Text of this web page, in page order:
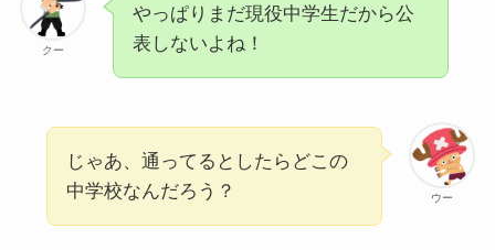
クー
やっぱりまだ現役中学生だから公
表しないよね！
ウー
じゃあ、通ってるとしたらどこの
中学校なんだろう？